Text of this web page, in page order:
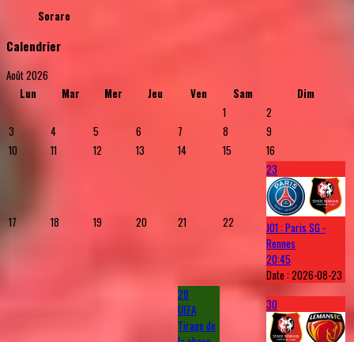
Sorare
Calendrier
Août 2026
Lun
Mar Mer Jeu Ven Sam
Dim
1
2
3
4 5 6 7 8
9
10
11 12 13 14 15 16
17 18 19 20 21 22
23
J01 : Paris SG -
Rennes
20:45
Date :2026-08-23
28
UEFA
Tirage de
30